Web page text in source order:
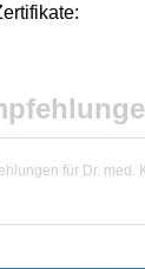
für Dr. med.